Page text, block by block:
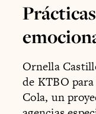
Ornella
de KTBO
Cola, un